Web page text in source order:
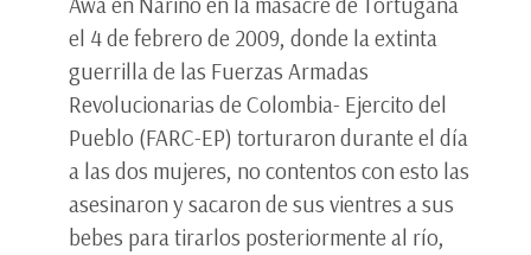
el 4 de febrero de 2009, donde la extinta
guerrilla de las Fuerzas Armadas
Revolucionarias de Colombia- Ejercito del
Pueblo (FARC-EP) torturaron durante el día
a las dos mujeres, no contentos con esto las
asesinaron y sacaron de sus vientres a sus
bebes para tirarlos posteriormente al río,